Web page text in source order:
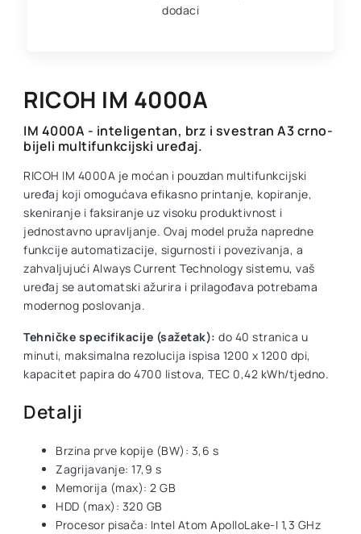
dodaci
RICOH IM 4000A
IM 4000A - inteligentan, brz i svestran A3 crno-
bijeli multifunkcijski uređaj.
RICOH IM 4000A je moćan i pouzdan multifunkcijski
uređaj koji omogućava efikasno printanje, kopiranje,
skeniranje i faksiranje uz visoku produktivnost i
jednostavno upravljanje. Ovaj model pruža napredne
funkcije automatizacije, sigurnosti i povezivanja, a
zahvaljujući Always Current Technology sistemu, vaš
uređaj se automatski ažurira i prilagođava potrebama
modernog poslovanja.
Tehničke specifikacije (sažetak): do 40 stranica u
minuti, maksimalna rezolucija ispisa 1200 x 1200 dpi,
kapacitet papira do 4700 listova, TEC 0,42 kWh/tjedno.
Detalji
Brzina prve kopije (BW): 3,6 s
Zagrijavanje: 17,9 s
Memorija (max): 2 GB
HDD (max): 320 GB
Procesor pisača: Intel Atom ApolloLake-I 1,3 GHz